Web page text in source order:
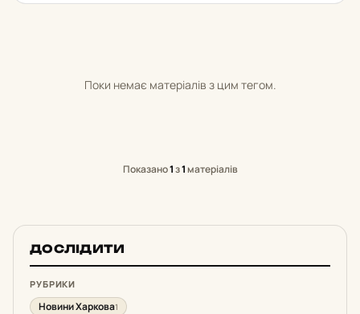
Поки немає матеріалів з цим тегом.
Показано1з1матеріалів
ДОСЛІДИТИ
РУБРИКИ
Новини Харкова1